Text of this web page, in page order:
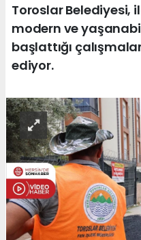
Toroslar Belediyesi,
modern ve
başlattığı
ediyor.